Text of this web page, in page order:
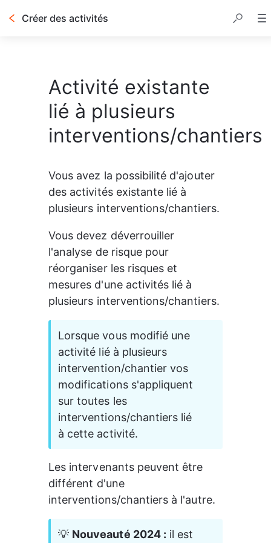
Créer des activités
Activité existante
lié à plusieurs
interventions/chantiers
Vous avez la possibilité d'ajouter
des activités existante lié à
plusieurs interventions/chantiers.
Vous devez déverrouiller
l'analyse de risque pour
réorganiser les risques et
mesures d'une activités lié à
plusieurs interventions/chantiers.
Lorsque vous modifié une
activité lié à plusieurs
intervention/chantier vos
modifications s'appliquent
sur toutes les
interventions/chantiers lié
à cette activité.
Les intervenants peuvent être
différent d'une
interventions/chantiers à l'autre.
💡 Nouveauté 2024 : il est